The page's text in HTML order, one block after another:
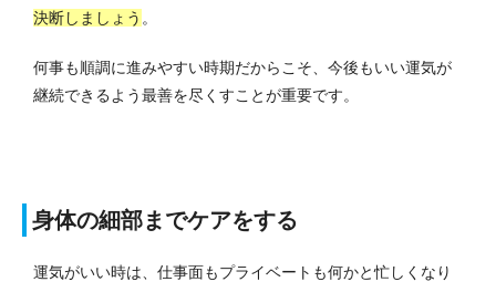
決断しましょう 。
何事も順調に進みやすい時期だからこそ、今後もいい運気が
継続できるよう最善を尽くすことが重要です。
身体の細部までケアをする
運気がいい時は、仕事面もプライベートも何かと忙しくなり